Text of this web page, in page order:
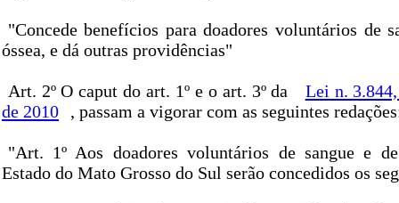
"Concede benefícios para doadores voluntários de
óssea, e dá outras providências"
Art. 2º O caput do art. 1º e o art. 3º da
Lei n.
de 2010
, passam a vigorar com as seguintes
"Art. 1º Aos doadores voluntários de sangue e
Estado do Mato Grosso do Sul serão concedidos os